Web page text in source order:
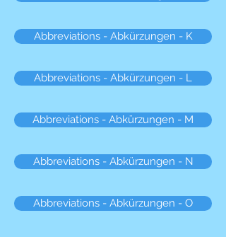
Abbreviations - Abkürzungen - K
Abbreviations - Abkürzungen - L
Abbreviations - Abkürzungen - M
Abbreviations - Abkürzungen - N
Abbreviations - Abkürzungen - O